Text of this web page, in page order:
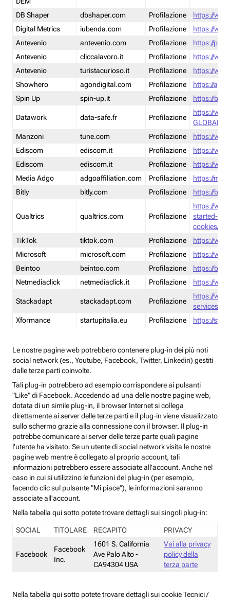
DB Shaper
dbshaper.com Profilazione
https://
Digital Metrics
iubenda.com Profilazione
https://
Antevenio
antevenio.com Profilazione
https://
Antevenio
cliccalavoro.it Profilazione
https://
Antevenio
turistacurioso.it Profilazione
https://
Showhero
agondigital.com Profilazione
https://
Spin Up
spin-up.it Profilazione https://
Datawork data-safe.fr Profilazione
https://
GLOBAL-
Manzoni
tune.com Profilazione
https://
Ediscom
ediscom.it Profilazione
https://
Ediscom
ediscom.it Profilazione
https://
Media Adgo
adgoaffiliation.com Profilazione
https://
Bitly
bitly.com Profilazione https://
Qualtrics qualtrics.com Profilazione
https://
started-
cookies/
TikTok
tiktok.com Profilazione
https://
Microsoft
microsoft.com Profilazione
https://
Beintoo
beintoo.com Profilazione
https://
Netmediaclick
netmediaclick.it Profilazione https://
Stackadapt stackadapt.com Profilazione
https://
services-
Xformance
startupitalia.eu Profilazione https://
Le nostre pagine web potrebbero contenere plug-in dei più noti
social network (es., Youtube, Facebook, Twitter, Linkedin) gestiti
dalle terze parti coinvolte.
Tali plug-in potrebbero ad esempio corrispondere ai pulsanti
"Like" di Facebook. Accedendo ad una delle nostre pagine web,
dotata di un simile plug-in, il browser Internet si collega
direttamente ai server delle terze parti e il plug-in viene visualizzato
sullo schermo grazie alla connessione con il browser. Il plug-in
potrebbe comunicare ai server delle terze parte quali pagine
l'utente ha visitato. Se un utente di social network visita le nostre
pagine web mentre è collegato al proprio account, tali
informazioni potrebbero essere associate all'account. Anche nel
caso in cui si utilizzino le funzioni del plug-in (per esempio,
facendo clic sul pulsante "Mi piace"), le informazioni saranno
associate all'account.
Nella tabella qui sotto potete trovare dettagli sui singoli plug-in:
SOCIAL TITOLARE RECAPITO PRIVACY
Facebook
Facebook
Inc.
1601 S. California
Ave Palo Alto -
CA94304 USA
Vai alla privacy
policy della
terza parte
Nella tabella qui sotto potete trovare dettagli sui cookie Tecnici /